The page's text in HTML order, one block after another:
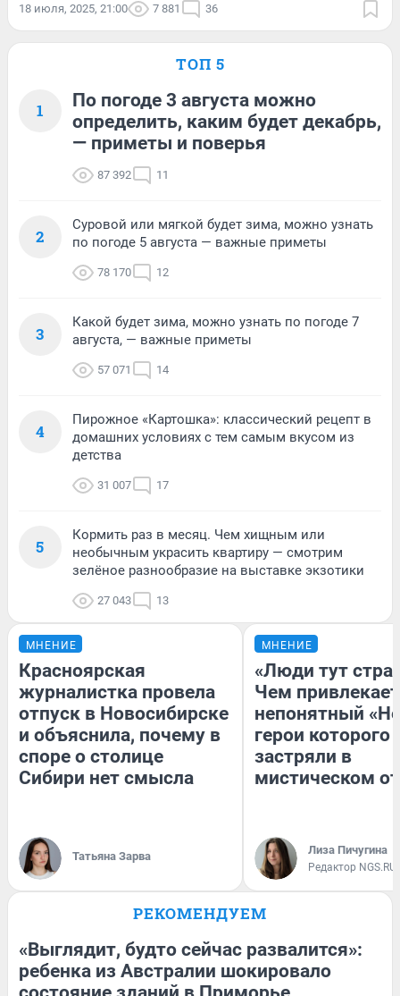
18 июля, 2025, 21:00 7 881 36
ТОП 5
1
По погоде 3 августа можно
определить, каким будет декабрь,
— приметы и поверья
87 392 11
2
Суровой или мягкой будет зима, можно узнать
по погоде 5 августа — важные приметы
78 170 12
3
Какой будет зима, можно узнать по погоде 7
августа, — важные приметы
57 071 14
4
Пирожное «Картошка»: классический рецепт в
домашних условиях с тем самым вкусом из
детства
31 007 17
5
Кормить раз в месяц. Чем хищным или
необычным украсить квартиру — смотрим
зелёное разнообразие на выставке экзотики
27 043 13
МНЕНИЕ
Красноярская
журналистка провела
отпуск в Новосибирске
и объяснила, почему в
споре о столице
Сибири нет смысла
Татьяна Зарва
МНЕНИЕ
«Люди тут
Чем привлекает
непонятный
герои которого
застряли в
мистическом
Лиза Пичугина
Редактор NGS.RU
РЕКОМЕНДУЕМ
«Выглядит, будто сейчас развалится»:
ребенка из Австралии шокировало